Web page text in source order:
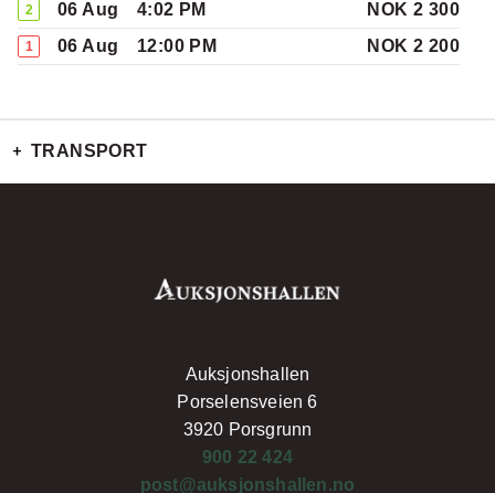
2 06 Aug 4:02 PM NOK 2 300
1 06 Aug 12:00 PM NOK 2 200
TRANSPORT
Auksjonshallen
Porselensveien 6
3920 Porsgrunn
900 22 424
post@auksjonshallen.no